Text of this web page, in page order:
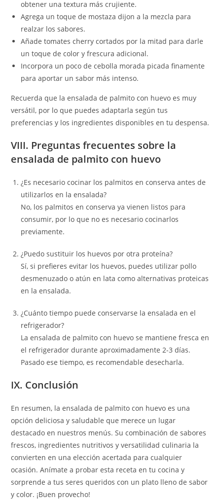
obtener una textura más crujiente.
Agrega un toque de mostaza dijon a la mezcla para
realzar los sabores.
Añade tomates cherry cortados por la mitad para darle
un toque de color y frescura adicional.
Incorpora un poco de cebolla morada picada finamente
para aportar un sabor más intenso.
Recuerda que la ensalada de palmito con huevo es muy
versátil, por lo que puedes adaptarla según tus
preferencias y los ingredientes disponibles en tu despensa.
VIII. Preguntas frecuentes sobre la
ensalada de palmito con huevo
¿Es necesario cocinar los palmitos en conserva antes de
utilizarlos en la ensalada?
No, los palmitos en conserva ya vienen listos para
consumir, por lo que no es necesario cocinarlos
previamente.
¿Puedo sustituir los huevos por otra proteína?
Sí, si prefieres evitar los huevos, puedes utilizar pollo
desmenuzado o atún en lata como alternativas proteicas
en la ensalada.
¿Cuánto tiempo puede conservarse la ensalada en el
refrigerador?
La ensalada de palmito con huevo se mantiene fresca en
el refrigerador durante aproximadamente 2-3 días.
Pasado ese tiempo, es recomendable desecharla.
IX. Conclusión
En resumen, la ensalada de palmito con huevo es una
opción deliciosa y saludable que merece un lugar
destacado en nuestros menús. Su combinación de sabores
frescos, ingredientes nutritivos y versatilidad culinaria la
convierten en una elección acertada para cualquier
ocasión. Anímate a probar esta receta en tu cocina y
sorprende a tus seres queridos con un plato lleno de sabor
y color. ¡Buen provecho!